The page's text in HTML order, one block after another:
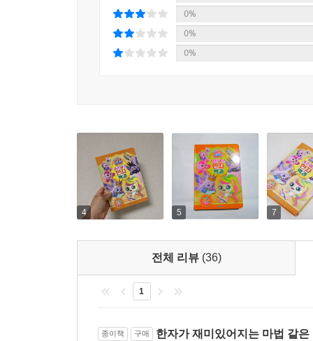
0%
0%
0%
4 5 7
전체 리뷰 (36)
1
종이책 구매 한자가 재미있어지는 마법 같은